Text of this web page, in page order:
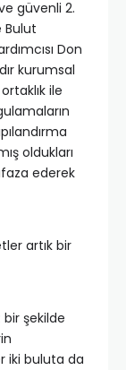
güvenli 2.
Bulut
Don
kurumsal
ile
oldukları
ederek
artık bir
şekilde
iki buluta da